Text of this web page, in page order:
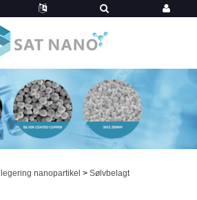
nanopartikel > Sølvbelagt